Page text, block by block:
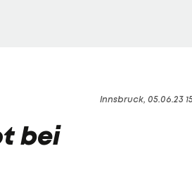
Innsbruck, 05.06.23
bei